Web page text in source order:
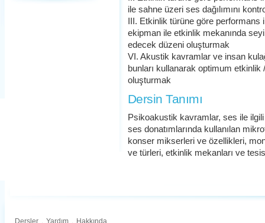
ile sahne üzeri ses dağılımını
III. Etkinlik türüne göre performans
ekipman ile etkinlik mekanında
edecek düzeni oluşturmak
VI. Akustik kavramlar ve insan
bunları kullanarak optimum
oluşturmak
Dersin Tanımı
Psikoakustik kavramlar, ses ile
ses donatımlarında kullanılan
konser mikserleri ve özellikleri,
ve türleri, etkinlik mekanları ve
Dersler . Yardım . Hakkında